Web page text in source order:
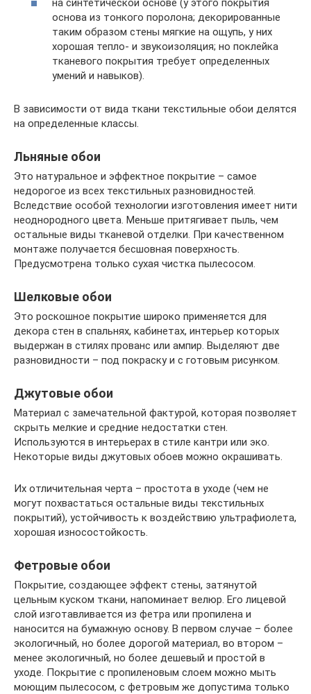
основа из тонкого поролона; декорированные
таким образом стены мягкие на ощупь, у них
хорошая тепло- и звукоизоляция; но поклейка
тканевого покрытия требует определенных
умений и навыков).
В зависимости от вида ткани текстильные обои делятся
на определенные классы.
Льняные обои
Это натуральное и эффектное покрытие – самое
недорогое из всех текстильных разновидностей.
Вследствие особой технологии изготовления имеет нити
неоднородного цвета. Меньше притягивает пыль, чем
остальные виды тканевой отделки. При качественном
монтаже получается бесшовная поверхность.
Предусмотрена только сухая чистка пылесосом.
Шелковые обои
Это роскошное покрытие широко применяется для
декора стен в спальнях, кабинетах, интерьер которых
выдержан в стилях прованс или ампир. Выделяют две
разновидности – под покраску и с готовым рисунком.
Джутовые обои
Материал с замечательной фактурой, которая позволяет
скрыть мелкие и средние недостатки стен.
Используются в интерьерах в стиле кантри или эко.
Некоторые виды джутовых обоев можно окрашивать.
Их отличительная черта – простота в уходе (чем не
могут похвастаться остальные виды текстильных
покрытий), устойчивость к воздействию ультрафиолета,
хорошая износостойкость.
Фетровые обои
Покрытие, создающее эффект стены, затянутой
цельным куском ткани, напоминает велюр. Его лицевой
слой изготавливается из фетра или пропилена и
наносится на бумажную основу. В первом случае – более
экологичный, но более дорогой материал, во втором –
менее экологичный, но более дешевый и простой в
уходе. Покрытие с пропиленовым слоем можно мыть
моющим пылесосом, с фетровым же допустима только